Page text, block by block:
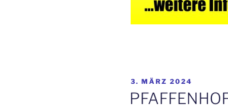
VERÖFFENTLICHT
AM
3. MÄRZ 2024